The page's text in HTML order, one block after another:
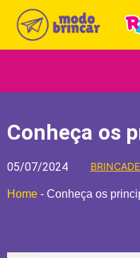
Conheça os
05/07/2024
Home - Conheça os